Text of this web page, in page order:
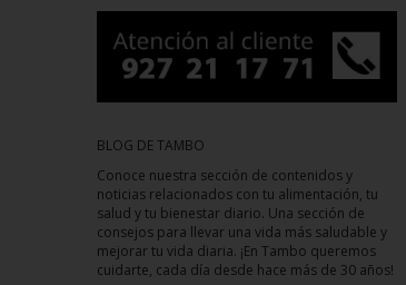
BLOG DE TAMBO
Conoce nuestra sección de contenidos y
noticias relacionados con tu alimentación, tu
salud y tu bienestar diario. Una sección de
consejos para llevar una vida más saludable y
mejorar tu vida diaria. ¡En Tambo queremos
cuidarte, cada día desde hace más de 30 años!